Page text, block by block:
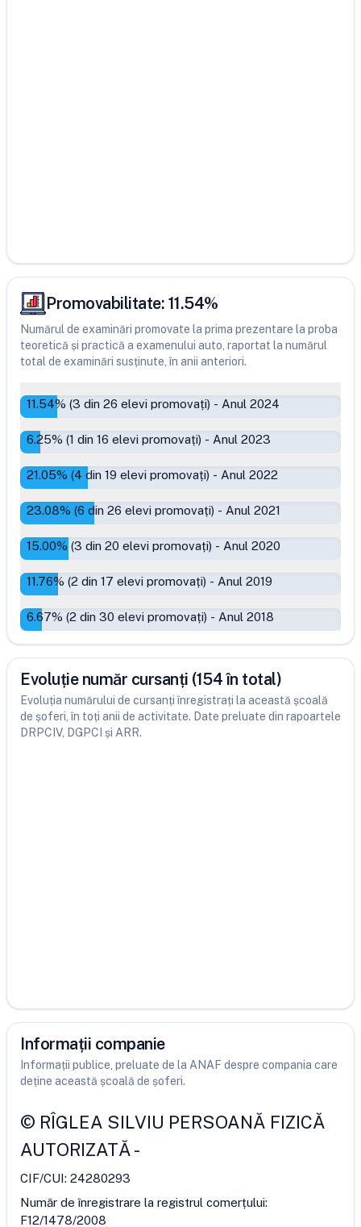
Promovabilitate: 11.54%
Numărul de examinări promovate la prima prezentare la proba
teoretică și practică a examenului auto, raportat la numărul
total de examinări susținute, în anii anteriori.
11.54% (3 din 26 elevi promovați) - Anul 2024
6.25% (1 din 16 elevi promovați) - Anul 2023
21.05% (4 din 19 elevi promovați) - Anul 2022
23.08% (6 din 26 elevi promovați) - Anul 2021
15.00% (3 din 20 elevi promovați) - Anul 2020
11.76% (2 din 17 elevi promovați) - Anul 2019
6.67% (2 din 30 elevi promovați) - Anul 2018
Evoluție număr cursanți (154 în total)
Evoluția numărului de cursanți înregistrați la această școală
de șoferi, în toți anii de activitate. Date preluate din rapoartele
DRPCIV, DGPCI și ARR.
Informații companie
Informații publice, preluate de la ANAF despre compania care
deține această școală de șoferi.
© RÎGLEA SILVIU PERSOANĂ FIZICĂ
AUTORIZATĂ-
CIF/CUI: 24280293
Număr de înregistrare la registrul comerțului:
F12/1478/2008